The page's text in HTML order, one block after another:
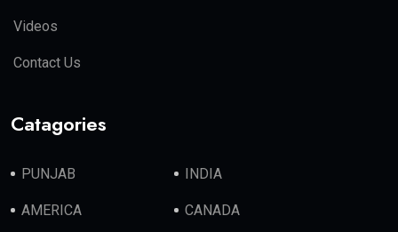
Videos
Contact Us
Catagories
PUNJAB INDIA
AMERICA CANADA